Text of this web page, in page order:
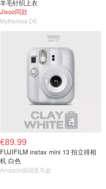
羊毛针织上衣
Jisoo同款
Mytheresa DE
€89.99
FUJIFILM instax mini 13 拍立得相
机 白色
Amazon德国亚马逊